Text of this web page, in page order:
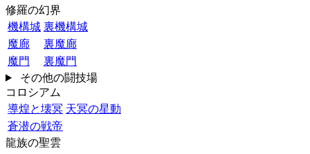
修羅の幻界
機構城 裏機構城
魔廊
裏魔廊
魔門
裏魔門
その他の闘技場
コロシアム
導煌と壊冥 天冥の星動
蒼潜の戦帝
龍族の聖雲